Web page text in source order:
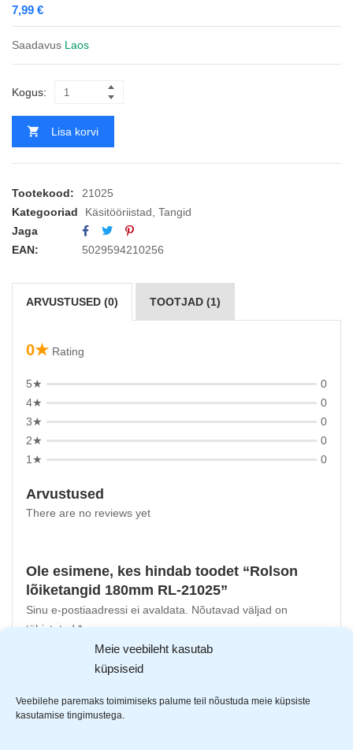
Meie veebileht kasutab
küpsiseid
Veebilehe paremaks toimimiseks palume teil nõustuda meie küpsiste
kasutamise tingimustega.
7,99 €
Saadavus Laos
Kogus:
Lisa korvi
Tootekood:
21025
Kategooriad
Käsitööriistad Tangid
Jaga
EAN:
5029594210256
ARVUSTUSED (0) TOOTJAD (1)
0★ Rating
5★
0
4★
0
3★
0
2★
0
1★
0
Arvustused
There are no reviews yet
Ole esimene, kes hindab toodet “Rolson
lõiketangid 180mm RL-21025”
Sinu e-postiaadressi ei avaldata.
Nõutavad väljad on
tähistatud*-ga